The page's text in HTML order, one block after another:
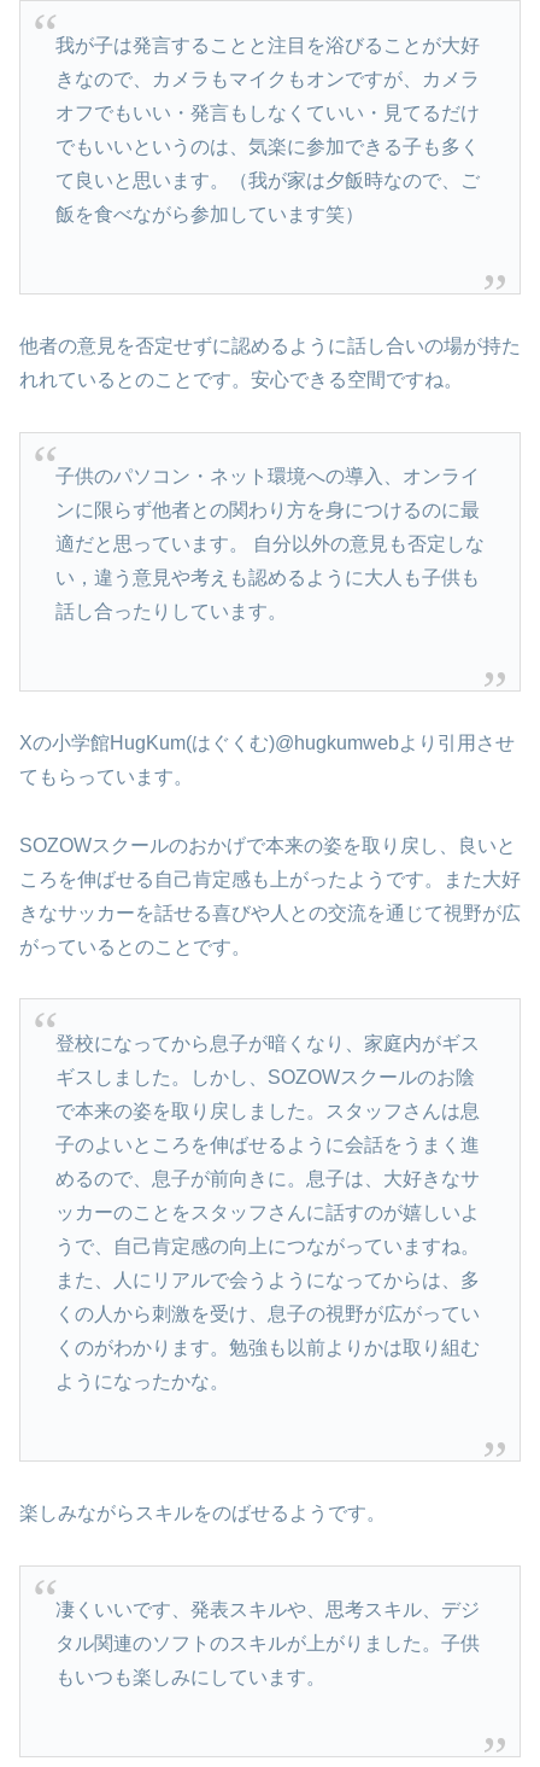
我が子は発言することと注目を浴びることが大好
きなので、カメラもマイクもオンですが、カメラ
オフでもいい・発言もしなくていい・見てるだけ
でもいいというのは、気楽に参加できる子も多く
て良いと思います。（我が家は夕飯時なので、ご
飯を食べながら参加しています笑）
他者の意見を否定せずに認めるように話し合いの場が持た
れれているとのことです。安心できる空間ですね。
子供のパソコン・ネット環境への導入、オンライ
ンに限らず他者との関わり方を身につけるのに最
適だと思っています。 自分以外の意見も否定しな
い，違う意見や考えも認めるように大人も子供も
話し合ったりしています。
Xの小学館HugKum(はぐくむ)@hugkumwebより引用させ
てもらっています。
SOZOWスクールのおかげで本来の姿を取り戻し、良いと
ころを伸ばせる自己肯定感も上がったようです。また大好
きなサッカーを話せる喜びや人との交流を通じて視野が広
がっているとのことです。
登校になってから息子が暗くなり、家庭内がギス
ギスしました。しかし、SOZOWスクールのお陰
で本来の姿を取り戻しました。スタッフさんは息
子のよいところを伸ばせるように会話をうまく進
めるので、息子が前向きに。息子は、大好きなサ
ッカーのことをスタッフさんに話すのが嬉しいよ
うで、自己肯定感の向上につながっていますね。
また、人にリアルで会うようになってからは、多
くの人から刺激を受け、息子の視野が広がってい
くのがわかります。勉強も以前よりかは取り組む
ようになったかな。
楽しみながらスキルをのばせるようです。
凄くいいです、発表スキルや、思考スキル、デジ
タル関連のソフトのスキルが上がりました。子供
もいつも楽しみにしています。